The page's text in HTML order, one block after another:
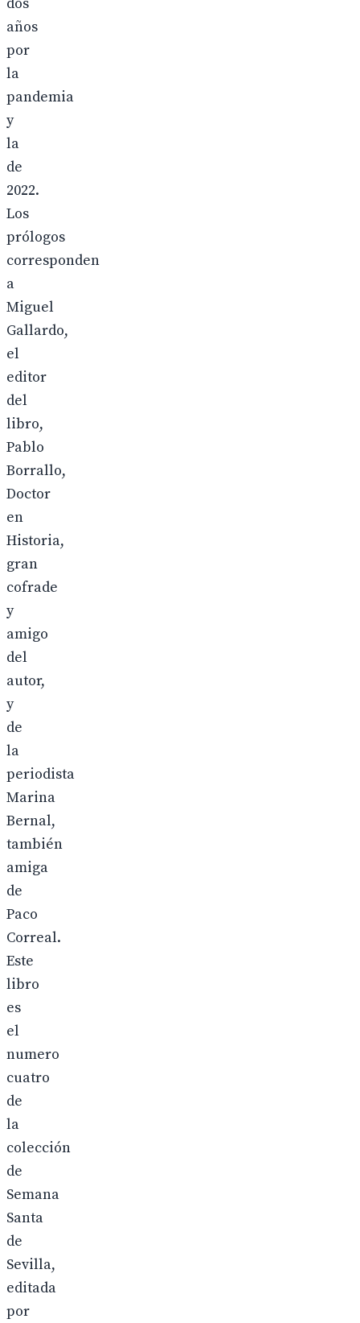
años
por
la
pandemia
y
la
de
2022.
Los
prólogos
corresponden
a
Miguel
Gallardo,
el
editor
del
libro,
Pablo
Borrallo,
Doctor
en
Historia,
gran
cofrade
y
amigo
del
autor,
y
de
la
periodista
Marina
Bernal,
también
amiga
de
Paco
Correal.
Este
libro
es
el
numero
cuatro
de
la
colección
de
Semana
Santa
de
Sevilla,
editada
por